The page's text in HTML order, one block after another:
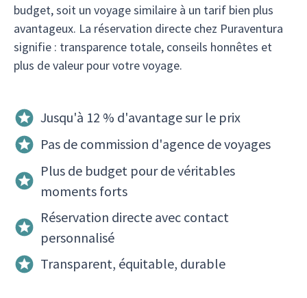
budget, soit un voyage similaire à un tarif bien plus
avantageux. La réservation directe chez Puraventura
signifie : transparence totale, conseils honnêtes et
plus de valeur pour votre voyage.
Jusqu'à 12 % d'avantage sur le prix
Pas de commission d'agence de voyages
Plus de budget pour de véritables
moments forts
Réservation directe avec contact
personnalisé
Transparent, équitable, durable